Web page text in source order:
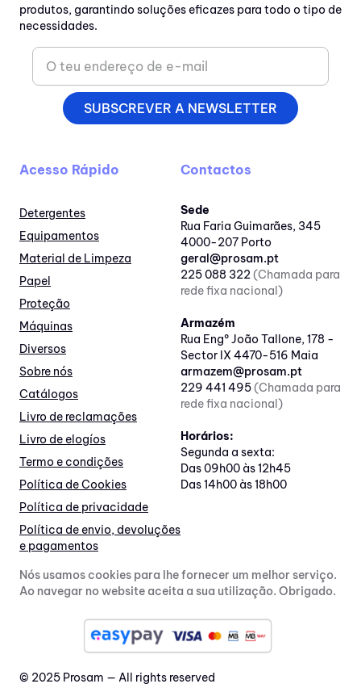
produtos, garantindo soluções eficazes para todo o tipo de
necessidades.
SUBSCREVER A NEWSLETTER
Acesso Rápido
Detergentes
Equipamentos
Material de Limpeza
Papel
Proteção
Máquinas
Diversos
Sobre nós
Catálogos
Livro de reclamações
Livro de elogíos
Termo e condições
Política de Cookies
Política de privacidade
Política de envio, devoluções
e pagamentos
Contactos
Sede
Rua Faria Guimarães, 345
4000-207 Porto
geral@prosam.pt
225 088 322(Chamada para
rede fixa nacional)
Armazém
Rua Engº João Tallone, 178 -
Sector IX 4470-516 Maia
armazem@prosam.pt
229 441 495(Chamada para
rede fixa nacional)
Horários:
Segunda a sexta:
Das 09h00 às 12h45
Das 14h00 às 18h00
Nós usamos cookies para lhe fornecer um melhor serviço.
Ao navegar no website aceita a sua utilização. Obrigado.
© 2025 Prosam — All rights reserved